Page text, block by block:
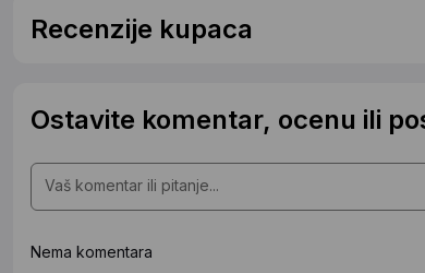
Recenzije kupaca
Ostavite komentar, ocenu ili
Nema komentara